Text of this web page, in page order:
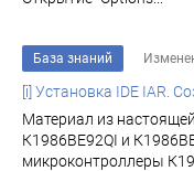
База знаний
[i] Установка IDE IAR.
Материал из
К1986ВЕ92QI и
микроконтроллеры